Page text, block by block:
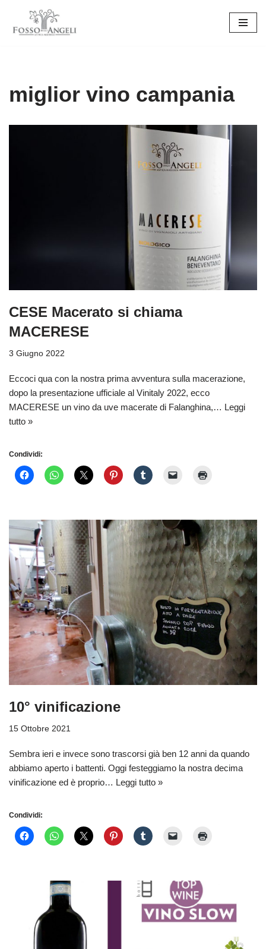
Vai
miglior vino campania
CESE Macerato si chiama
MACERESE
3 Giugno 2022
Eccoci qua con la nostra prima avventura sulla macerazione,
dopo la presentazione ufficiale al Vinitaly 2022, ecco
MACERESE un vino da uve macerate di Falanghina,… Leggi
tutto »
Condividi:
10° vinificazione
15 Ottobre 2021
Sembra ieri e invece sono trascorsi già ben 12 anni da quando
abbiamo aperto i battenti. Oggi festeggiamo la nostra decima
vinificazione ed è proprio… Leggi tutto »
Condividi: